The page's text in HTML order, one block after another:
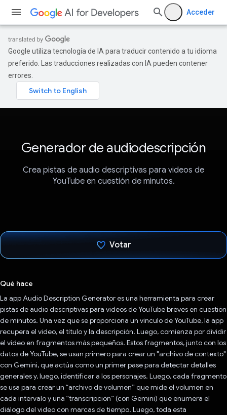
Acceder
Google utiliza tecnología de IA para traducir contenido a tu idioma
preferido. Las traducciones realizadas con IA pueden contener
errores.
Generador de audiodescripción
Crea pistas de audio descriptivas para videos de
YouTube en cuestión de minutos.
Votar
Qué hace
La app Audio Description Generator es una herramienta para crear
pistas de audio descriptivas para videos de YouTube breves en cuestión
de minutos. Una vez que se proporciona un vínculo de YouTube, la app
recupera el video, el título y la descripción. Luego, comienza por dividir
el video en fragmentos más pequeños. Estos fragmentos, junto con los
datos de YouTube, se usan primero para crear un "archivo de contexto"
con Gemini, que actúa como un primer pase para detectar detalles
generales y, luego, identificar a los personajes. Luego, cada fragmento
se usa para crear un “archivo de volumen” que mide el volumen en
cada intervalo y una “transcripción” (con Gemini) que enumera el
diálogo del video con marcas de tiempo. Luego, toda esta